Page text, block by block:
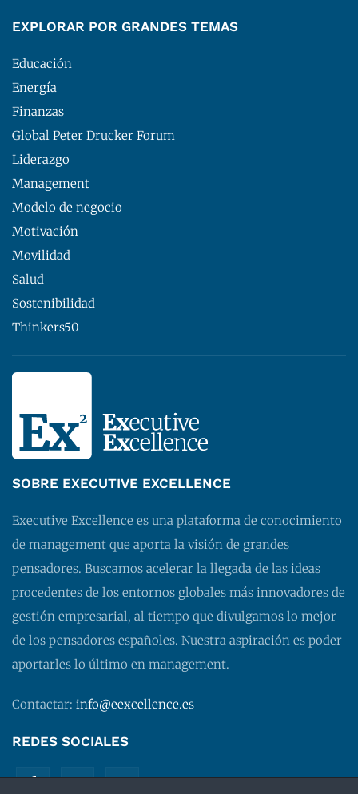
EXPLORAR POR GRANDES TEMAS
Educación
Energía
Finanzas
Global Peter Drucker Forum
Liderazgo
Management
Modelo de negocio
Motivación
Movilidad
Salud
Sostenibilidad
Thinkers50
SOBRE EXECUTIVE EXCELLENCE
Executive Excellence es una plataforma de conocimiento
de management que aporta la visión de grandes
pensadores. Buscamos acelerar la llegada de las ideas
procedentes de los entornos globales más innovadores de
gestión empresarial, al tiempo que divulgamos lo mejor
de los pensadores españoles. Nuestra aspiración es poder
aportarles lo último en management.
Contactar: info@eexcellence.es
REDES SOCIALES